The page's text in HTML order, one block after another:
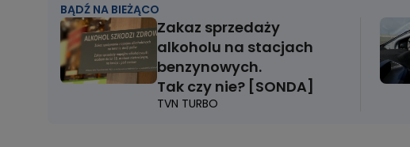
BĄDŹ NA BIEŻĄCO
Zakaz sprzedaży
alkoholu na stacjach
benzynowych.
Tak czy nie? [SONDA]
TVN TURBO